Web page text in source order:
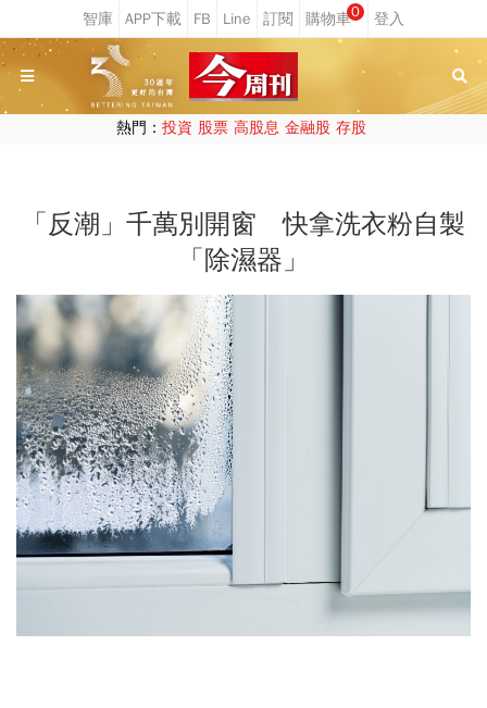
0
熱門： 投資 股票 高股息 金融股 存股
「反潮」千萬別開窗 快拿洗衣粉自製
「除濕器」